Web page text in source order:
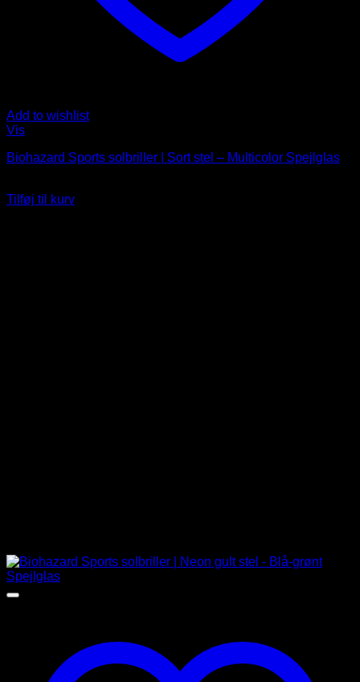
Add to wishlist
Vis
Biohazard Sports solbriller | Sort stel – Multicolor Spejlglas
Tilføj til kurv